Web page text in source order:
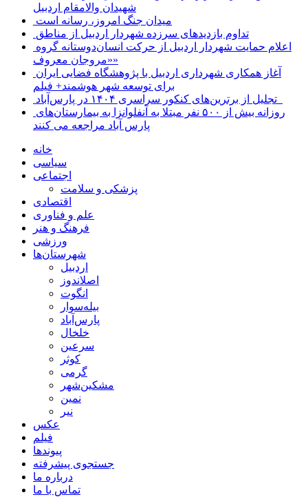
شهیدان والامقام اردبیل
میدان جنگ امروز، رسانه است
تداوم بازدیدهای سرزده شهردار اردبیل از مناطق
«مروجان معروف»
برای توسعه شهر هوشمند+ فیلم
پارس آباد مراجعه می کنند
خانه
سیاسی
اجتماعی
پزشکی و سلامت
اقتصادی
علم و فناوری
فرهنگ و هنر
ورزشی
شهرستان‌ها
اردبیل
اصلاندوز
انگوت
بیله‌سوار
پارس‌آباد
خلخال
سرعین
کوثر
گرمی
مشکین‌شهر
نمین
نیر
عکس
فیلم
پیوندها
جستجوی پیشرفته
درباره ما
تماس با ما